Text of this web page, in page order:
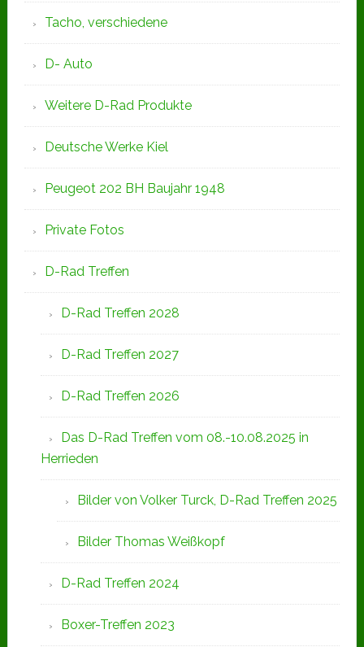
Tacho, verschiedene
D- Auto
Weitere D-Rad Produkte
Deutsche Werke Kiel
Peugeot 202 BH Baujahr 1948
Private Fotos
D-Rad Treffen
D-Rad Treffen 2028
D-Rad Treffen 2027
D-Rad Treffen 2026
Das D-Rad Treffen vom 08.-10.08.2025 in
Herrieden
Bilder von Volker Turck, D-Rad Treffen 2025
Bilder Thomas Weißkopf
D-Rad Treffen 2024
Boxer-Treffen 2023